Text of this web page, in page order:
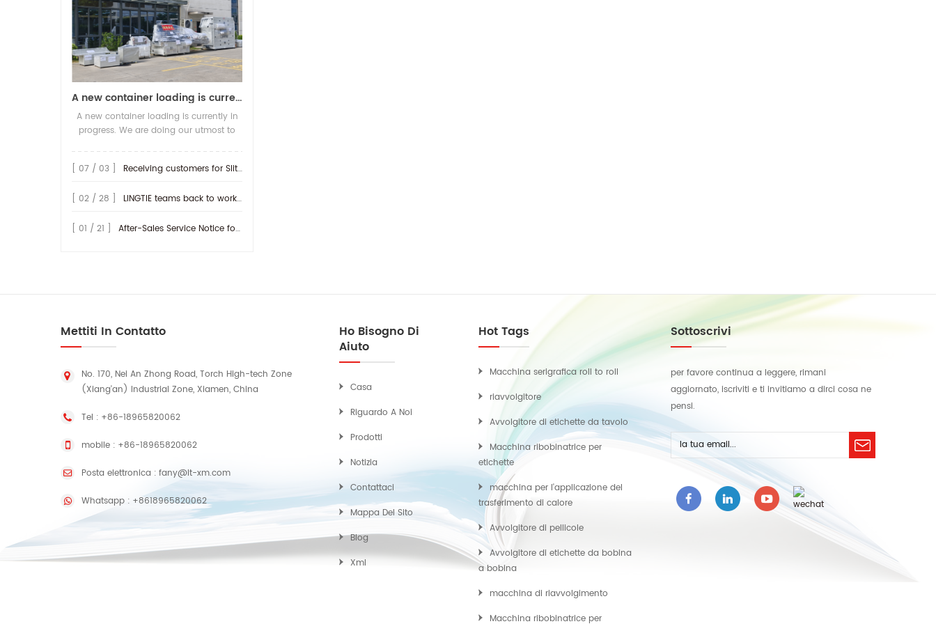
A new container loading is currently in progress.
A new container loading is currently in
progress. We are doing our utmost to
earliest possible time.
[ 07 / 03 ] Receiving customers for Slitting machine with differential Slip Shaft
[ 02 / 28 ] LINGTIE teams back to work at Feb.25th.
[ 01 / 21 ] After-Sales Service Notice for Turkey Region
Mettiti In Contatto
No. 170, Nei An Zhong Road, Torch High-tech Zone
(Xiang'an) Industrial Zone, Xiamen, China
Tel : +86-18965820062
mobile : +86-18965820062
Posta elettronica : fany@lt-xm.com
Whatsapp : +8618965820062
Ho Bisogno Di
Aiuto
Casa
Riguardo A Noi
Prodotti
Notizia
Contattaci
Mappa Del Sito
Blog
Xml
Hot Tags
Macchina serigrafica roll to roll
riavvolgitore
Avvolgitore di etichette da tavolo
Macchina ribobinatrice per
etichette
macchina per l'applicazione del
trasferimento di calore
Avvolgitore di pellicole
Avvolgitore di etichette da bobina
a bobina
macchina di riavvolgimento
Macchina ribobinatrice per
Sottoscrivi
per favore continua a leggere, rimani
aggiornato, iscriviti e ti invitiamo a dirci cosa ne
pensi.